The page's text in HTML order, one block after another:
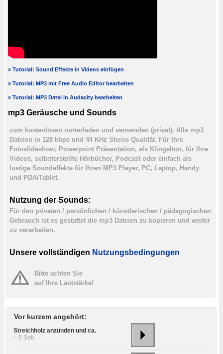
» Tutorial: Sound Effekte in Videos einfügen
» Tutorial: MP3 mit Free Audio Editor bearbeiten
» Tutorial: MP3 Datei in Audacity bearbeiten
mp3 Geräusche und Sounds
zum kostenlosen runterladen und verwenden (privat). Alle mp3
Dateien in 128 kbps und 44 KHz Stereo Qualität. Für Ihre
Fotoslideshow, Powerpoint Präsentation, als Klingelton, für Ihre
Videos, selbsterstellte Hörbücher, Podcast oder einfach als
lustige Soundeffekte für Ihren MP3 Player, PC, Laptop, Handy
und PDA/Tablet.
Nutzung der Sounds:
Für den privaten / persönlichen / künstlerischen / pädagogischen
Gebrauch ist es gestattet die mp3 Dateien zu kopieren und weiter
zu verarbeiten.
Unsere vollständigen Nutzungsbedingungen
Bitte achten Sie
auf Ihre Lautstärke!
Vor kurzem angehört:
Streichholz anzünden und ca.
~ 9 Sek.